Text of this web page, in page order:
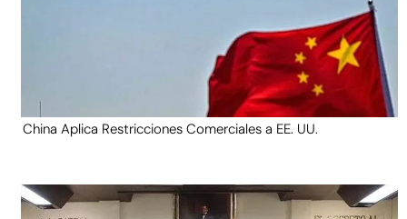
China Aplica Restricciones Comerciales a EE. UU.